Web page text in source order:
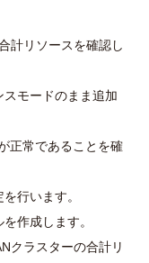
計リソースを確認し
モードのまま追加
正常であることを確
行います。
作成します。
クラスターの合計リ